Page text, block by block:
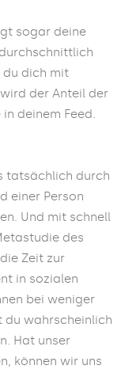
sogar deine
du dich mit
der Anteil der
deinem Feed.
tatsächlich durch
einer Person
Und mit schnell
des
Zeit zur
in sozialen
bei weniger
du wahrscheinlich
Hat unser
können wir uns